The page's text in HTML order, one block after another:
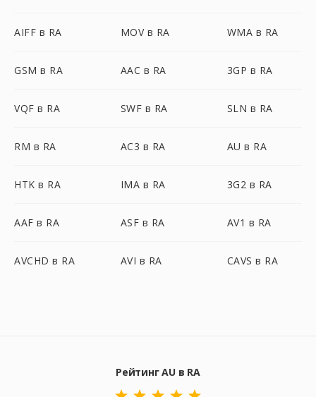
AIFF в RA MOV в RA WMA в RA
GSM в RA AAC в RA 3GP в RA
VQF в RA SWF в RA SLN в RA
RM в RA AC3 в RA AU в RA
HTK в RA IMA в RA 3G2 в RA
AAF в RA ASF в RA AV1 в RA
AVCHD в RA AVI в RA CAVS в RA
Рейтинг AU в RA